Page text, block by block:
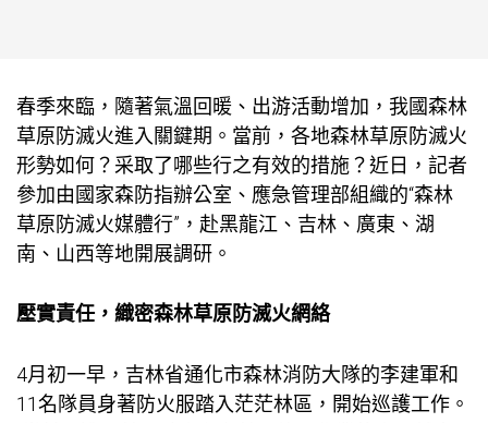
春季來臨，隨著氣溫回暖、出游活動增加，我國森林
草原防滅火進入關鍵期。當前，各地森林草原防滅火
形勢如何？采取了哪些行之有效的措施？近日，記者
參加由國家森防指辦公室、應急管理部組織的“森林
草原防滅火媒體行”，赴黑龍江、吉林、廣東、湖
南、山西等地開展調研。
壓實責任，織密森林草原防滅火網絡
4月初一早，吉林省通化市森林消防大隊的李建軍和
11名隊員身著防火服踏入茫茫林區，開始巡護工作。